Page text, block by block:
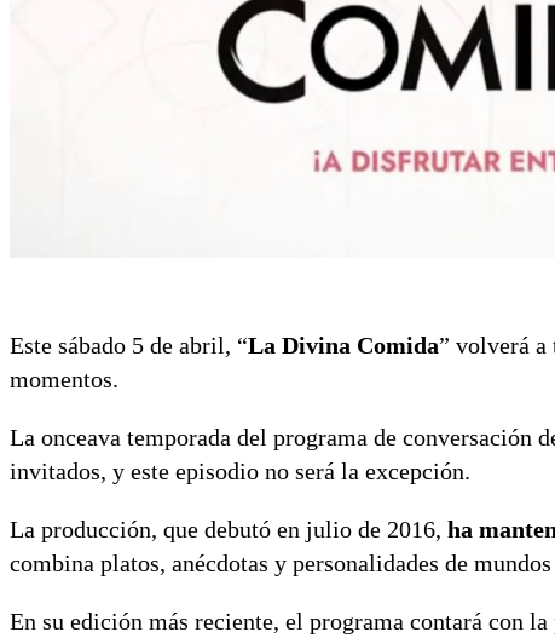
Este sábado 5 de abril, “La Divina Comida” volverá a
momentos.
La onceava temporada del programa de conversación
invitados, y este episodio no será la excepción.
La producción, que debutó en julio de 2016, ha
combina platos, anécdotas y personalidades de
En su edición más reciente, el programa contará con